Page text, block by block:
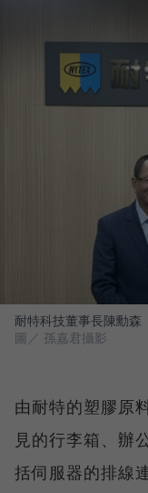
耐特科技董事長陳勳森
圖／ 孫嘉君攝影
由耐特的塑膠原
見的行李箱、辦
括伺服器的排線